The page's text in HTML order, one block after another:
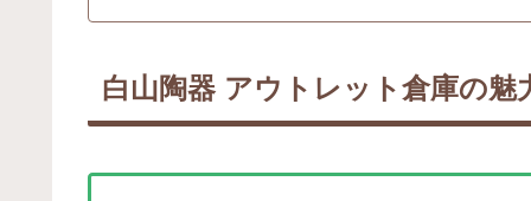
白山陶器 アウトレット倉庫の魅